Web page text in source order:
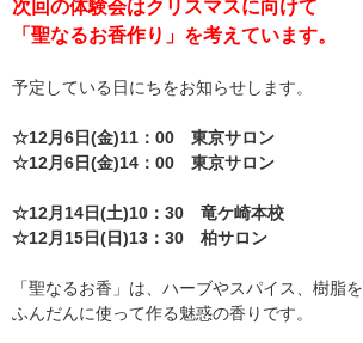
次回の体験会はクリスマスに向けて
「聖なるお香作り」を考えています。
予定している日にちをお知らせします。
☆12月6日(金)11：00 東京サロン
☆12月6日(金)14：00 東京サロン
☆12月14日(土)10：30 竜ケ崎本校
☆12月15日(日)13：30 柏サロン
「聖なるお香」は、ハーブやスパイス、樹脂を
ふんだんに使って作る魅惑の香りです。